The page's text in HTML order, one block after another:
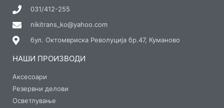
031/412-255
nikitrans_ko@yahoo.com
бул. Октомвриска Револуција бр.47, Куманово
НАШИ ПРОИЗВОДИ
Аксесоари
Резервни делови
Осветлување